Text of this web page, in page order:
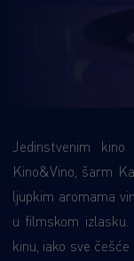
Jedinstvenim
Kino&Vino, šarm
ljupkim aromama
u filmskom
kinu, iako sve